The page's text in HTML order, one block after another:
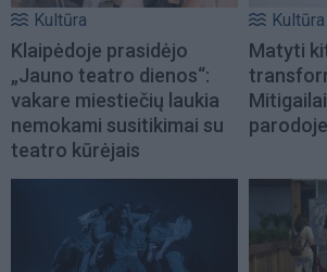
Kultūra
Klaipėdoje prasidėjo
„Jauno teatro dienos“:
vakare miestiečių laukia
nemokami susitikimai su
teatro kūrėjais
Kultūra
Matyti
parodoje